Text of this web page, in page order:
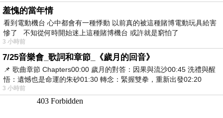
羞愧的當年情
看到電動機台 心中都會有一種悸動 以前真的被這種賭博電動玩具給害
慘了 不知從何時開始迷上這種賭博機台 或許就是窮怕了
3 小時前
7/25音樂會_歌詞和章節_《歲月的回音》
📌 歌曲章節 Chapters00:00​ 歲月的對答：因果與流沙00:45​ 洗禮與醒
悟：遺憾也是命運的朱砂01:30​ 轉念：緊握雙拳，重新出發02:20
3 小時前